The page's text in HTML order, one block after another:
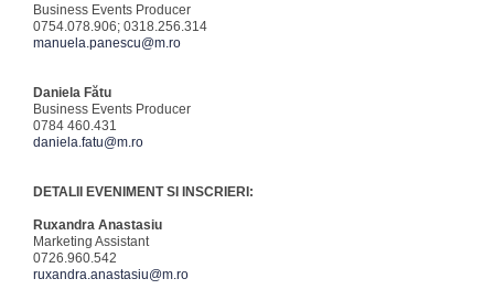
Business Events Producer
0754.078.906; 0318.256.314
manuela.panescu@m.ro
Daniela Fătu
Business Events Producer
0784 460.431
daniela.fatu@m.ro
DETALII EVENIMENT SI INSCRIERI:
Ruxandra Anastasiu
Marketing Assistant
0726.960.542
ruxandra.anastasiu@m.ro